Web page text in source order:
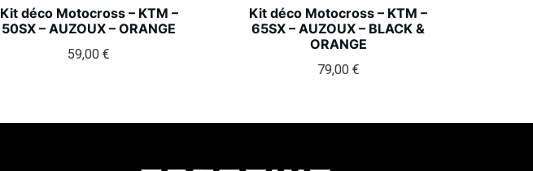
Kit déco Motocross – KTM –
50SX – AUZOUX – ORANGE
59,00€
Kit déco Motocross – KTM –
65SX – AUZOUX – BLACK &
ORANGE
79,00 €